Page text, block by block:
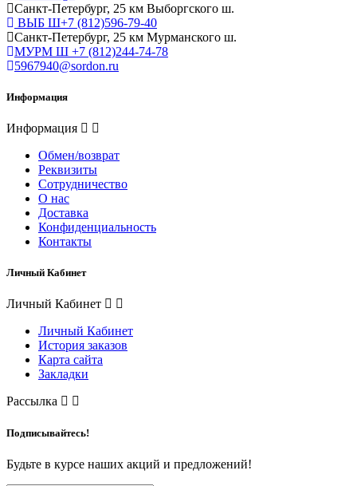
Cанкт-Петербург, 25 км Выборгского ш.
ВЫБ Ш+7 (812)596-79-40
Cанкт-Петербург, 25 км Мурманского ш.
МУРМ Ш +7 (812)244-74-78
5967940@sordon.ru
Информация
Информация
Обмен/возврат
Реквизиты
Сотрудничество
О нас
Доставка
Конфиденциальность
Контакты
Личный Кабинет
Личный Кабинет
Личный Кабинет
История заказов
Карта сайта
Закладки
Рассылка
Подписывайтесь!
Будьте в курсе наших акций и предложений!